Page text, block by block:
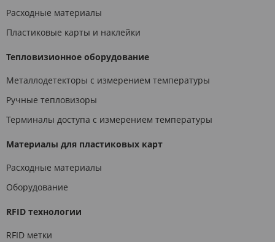
Расходные материалы
Пластиковые карты и наклейки
Тепловизионное оборудование
Металлодетекторы с измерением температуры
Ручные тепловизоры
Терминалы доступа с измерением температуры
Материалы для пластиковых карт
Расходные материалы
Оборудование
RFID технологии
RFID метки